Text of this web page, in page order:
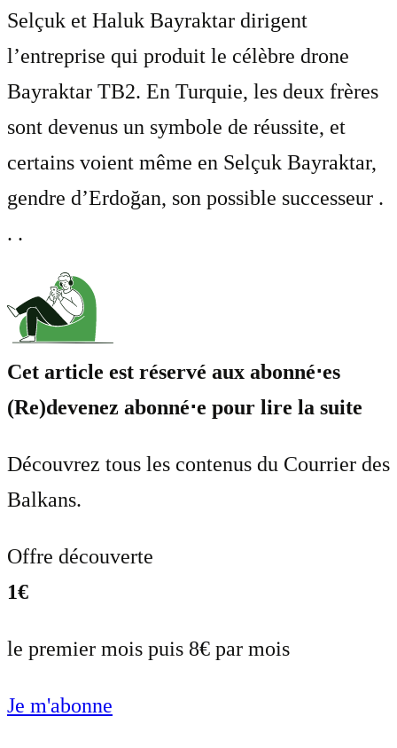
Selçuk et Haluk Bayraktar dirigent
l’entreprise qui produit le célèbre drone
Bayraktar TB2. En Turquie, les deux frères
sont devenus un symbole de réussite, et
certains voient même en Selçuk Bayraktar,
gendre d’Erdoğan, son possible successeur .
. .
Cet article est réservé aux abonné⋅es
(Re)devenez abonné⋅e pour lire la suite
Découvrez tous les contenus du Courrier des
Balkans.
Offre découverte
1€
le premier mois puis 8€ par mois
Je m'abonne